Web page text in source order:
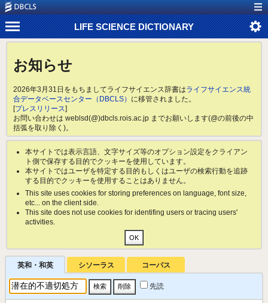
LIFE SCIENCE DICTIONARY
お知らせ
2026年3月31日をもちましてライフサイエンス辞書はライフサイエンス統
合データベースセンター（DBCLS） に移管されました。
[プレスリリース]
お問い合わせは weblsd(@)dbcls.rois.ac.jp までお願いします(@の前後の中
括弧を取り除く)。
本サイトでは表示言語、文字サイズ等のオプション設定をクライアン
ト側で保存する目的でクッキーを使用しています。
本サイトではユーザを特定する目的もしくはユーザの検索行動を追跡
する目的でクッキーを使用することはありません。
This site uses cookies for storing preferences on language, font size,
etc... on the client side.
This site does not use cookies for identifing users or tracing users'
activities.
英和・和英 シソーラス コーパス
先読